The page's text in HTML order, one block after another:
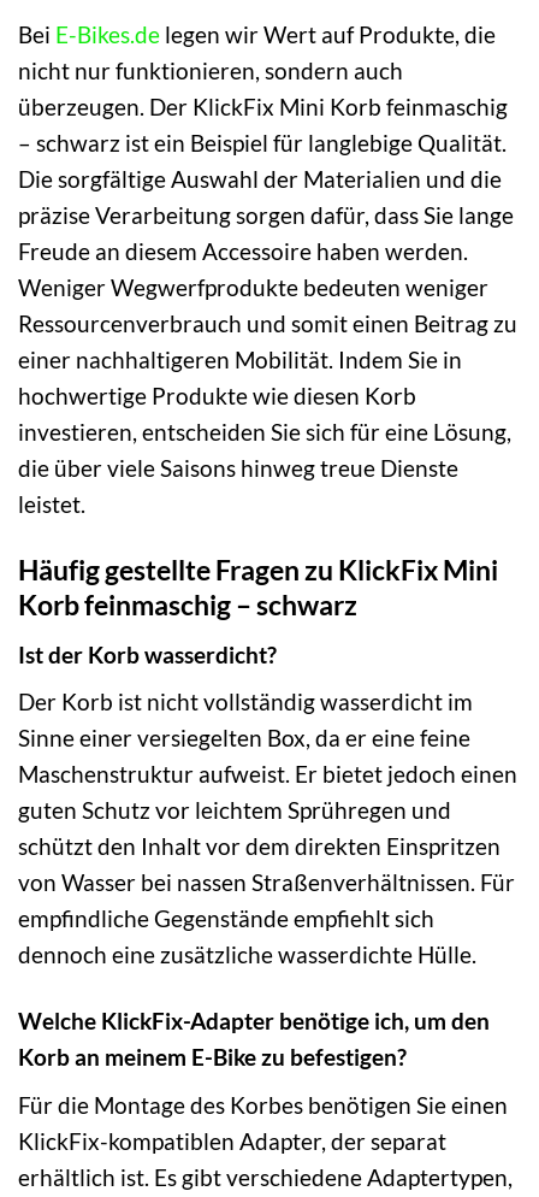
Bei E-Bikes.de legen wir Wert auf Produkte, die
nicht nur funktionieren, sondern auch
überzeugen. Der KlickFix Mini Korb feinmaschig
– schwarz ist ein Beispiel für langlebige Qualität.
Die sorgfältige Auswahl der Materialien und die
präzise Verarbeitung sorgen dafür, dass Sie lange
Freude an diesem Accessoire haben werden.
Weniger Wegwerfprodukte bedeuten weniger
Ressourcenverbrauch und somit einen Beitrag zu
einer nachhaltigeren Mobilität. Indem Sie in
hochwertige Produkte wie diesen Korb
investieren, entscheiden Sie sich für eine Lösung,
die über viele Saisons hinweg treue Dienste
leistet.
Häufig gestellte Fragen zu KlickFix Mini
Korb feinmaschig – schwarz
Ist der Korb wasserdicht?
Der Korb ist nicht vollständig wasserdicht im
Sinne einer versiegelten Box, da er eine feine
Maschenstruktur aufweist. Er bietet jedoch einen
guten Schutz vor leichtem Sprühregen und
schützt den Inhalt vor dem direkten Einspritzen
von Wasser bei nassen Straßenverhältnissen. Für
empfindliche Gegenstände empfiehlt sich
dennoch eine zusätzliche wasserdichte Hülle.
Welche KlickFix-Adapter benötige ich, um den
Korb an meinem E-Bike zu befestigen?
Für die Montage des Korbes benötigen Sie einen
KlickFix-kompatiblen Adapter, der separat
erhältlich ist. Es gibt verschiedene Adaptertypen,